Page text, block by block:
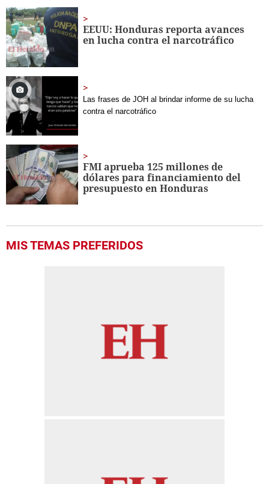
1
minute,
44
seconds
EEUU: Honduras reporta avances
en lucha contra el narcotráfico
Las frases de JOH al brindar informe de su lucha
contra el narcotráfico
FMI aprueba 125 millones de
dólares para financiamiento del
presupuesto en Honduras
MIS TEMAS PREFERIDOS